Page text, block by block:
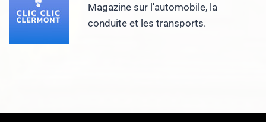
Magazine sur l'automobile, la
conduite et les transports.